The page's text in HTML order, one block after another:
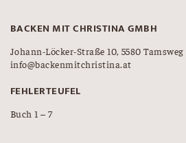
BACKEN MIT CHRISTINA GMBH
Johann-Löcker-Straße 10, 5580 Tamsweg
info@backenmitchristina.at
FEHLERTEUFEL
Buch 1 – 7